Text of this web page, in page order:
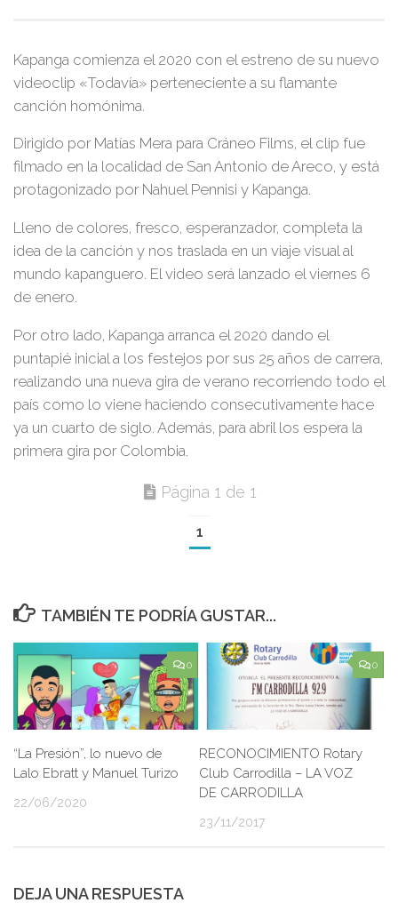
Kapanga comienza el 2020 con el estreno de su nuevo
videoclip «Todavía» perteneciente a su flamante
canción homónima.
Dirigido por Matías Mera para Cráneo Films, el clip fue
filmado en la localidad de San Antonio de Areco, y está
protagonizado por Nahuel Pennisi y Kapanga.
Lleno de colores, fresco, esperanzador, completa la
idea de la canción y nos traslada en un viaje visual al
mundo kapanguero. El video será lanzado el viernes 6
de enero.
Por otro lado, Kapanga arranca el 2020 dando el
puntapié inicial a los festejos por sus 25 años de carrera,
realizando una nueva gira de verano recorriendo todo el
país como lo viene haciendo consecutivamente hace
ya un cuarto de siglo. Además, para abril los espera la
primera gira por Colombia.
Página 1 de 1
1
TAMBIÉN TE PODRÍA GUSTAR...
0
“La Presión”, lo nuevo de
Lalo Ebratt y Manuel Turizo
22/06/2020
0
RECONOCIMIENTO Rotary
Club Carrodilla – LA VOZ
DE CARRODILLA
23/11/2017
DEJA UNA RESPUESTA